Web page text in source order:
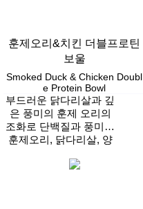
훈제오리&치킨 더블프로틴
보울
Smoked Duck & Chicken Doubl
e Protein Bowl
부드러운 닭다리살과 깊
은 풍미의 훈제 오리의
조화로 단백질과 풍미를
동시에 완성하는 프로틴
훈제오리, 닭다리살, 양
파프리카, 베이크드빈,